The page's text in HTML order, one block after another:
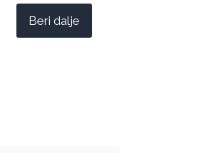
Beri dalje